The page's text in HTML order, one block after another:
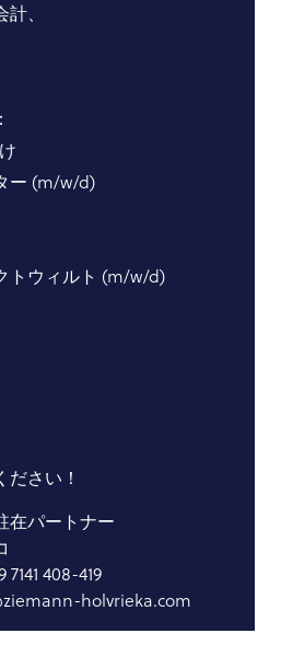
、
ー (m/w/d)
トウィルト (m/w/d)
さい！
在パートナー
7141 408-419
holvrieka.com